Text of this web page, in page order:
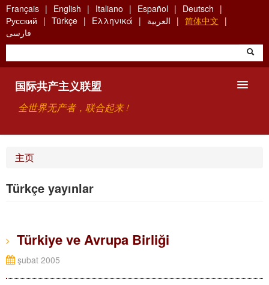
Skip
to
main
content
Français English Italiano Español
Deutsch
Русский
Türkçe Ελληνικά العربية
简体中文
فارسی
国际共产主义联盟
全世界无产者，联合起来 !
主页
Türkçe yayınlar
Türkiye ve Avrupa Birliği
şubat 2005